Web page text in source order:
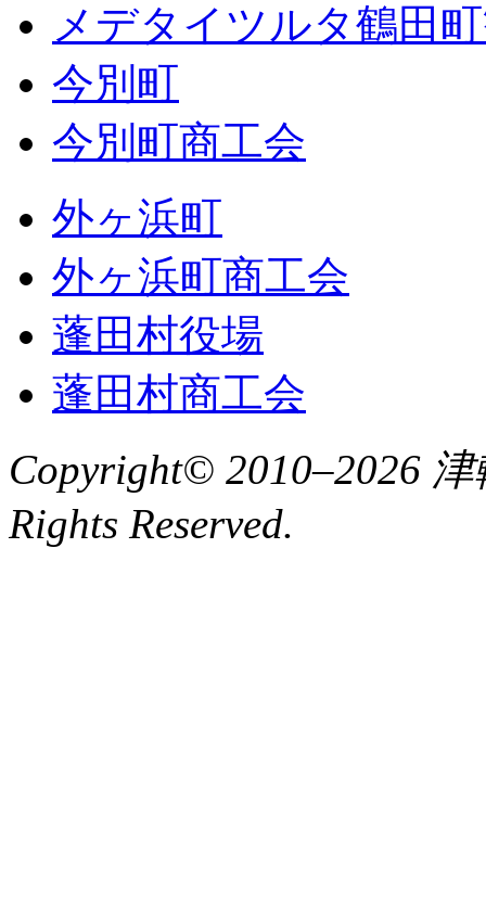
メデタイツルタ鶴田
今別町
今別町商工会
外ヶ浜町
外ヶ浜町商工会
蓬田村役場
蓬田村商工会
Copyright© 2010–2026
Rights Reserved.